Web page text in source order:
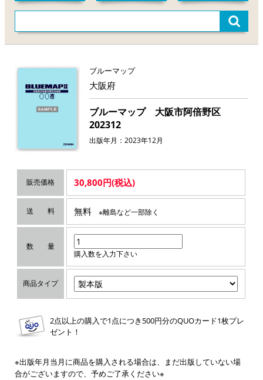
ブルーマップ
大阪府
ブルーマップ 大阪市阿倍野区
202312
出版年月：2023年12月
販売価格 30,800円(税込)
送 料 無料 ※離島など一部除く
数 量
購入数を入力下さい
商品タイプ
2点以上の購入で1点につき500円分のQUOカード1枚プレ
ゼント！
※出版年月当月に商品を購入される場合は、まだ出版していない場
合がございますので、予めご了承ください※